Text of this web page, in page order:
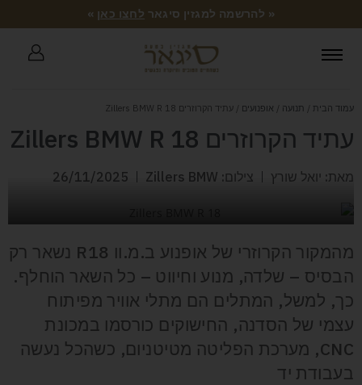
« להרשמה למגזין סיגאר לחצו כאן »
עמוד הבית / תנועה / אופנועים / עתיד הקרוזרים Zillers BMW R 18
עתיד הקרוזרים Zillers BMW R 18
מאת: יואל שורץ צילום: Zillers BMW 26/11/2025
מהמקור הקרוזרי של אופנוע ב.מ.וו R18 נשאר רק
הבסיס – שלדה, מנוע וחיווט – כל השאר הוחלף.
כך, למשל, המתלים הם מתלי אוויר מפיתוח
עצמי של הסדנה, החישוקים כורסמו במכונת
CNC, מערכת הפליטה מטיטניום, כשהכל נעשה
בעבודת יד